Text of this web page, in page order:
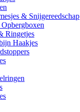
& Snijgereedschap
Ringetjes
Haakjes